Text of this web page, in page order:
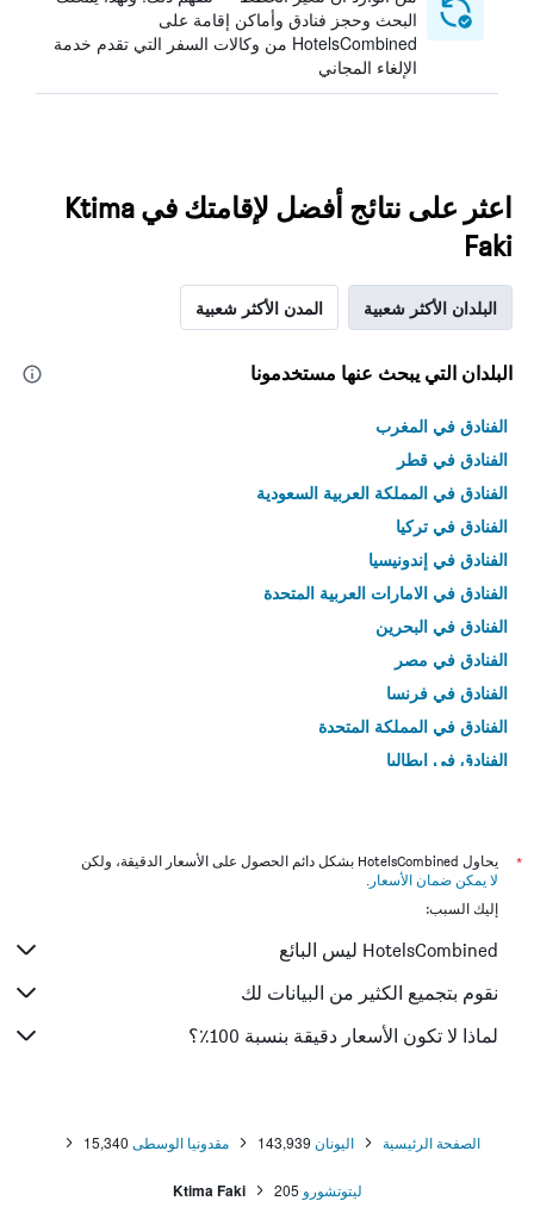
البحث وحجز فنادق وأماكن إقامة على
HotelsCombined من وكالات السفر التي تقدم خدمة
الإلغاء المجاني
اعثر على نتائج أفضل لإقامتك في Ktima
Faki
البلدان الأكثر شعبية المدن الأكثر شعبية
البلدان التي يبحث عنها مستخدمونا
الفنادق في المغرب
الفنادق في قطر
الفنادق في المملكة العربية السعودية
الفنادق في تركيا
الفنادق في إندونيسيا
الفنادق في الامارات العربية المتحدة
الفنادق في البحرين
الفنادق في مصر
الفنادق في فرنسا
الفنادق في المملكة المتحدة
الفنادق في إيطاليا
*
يحاول HotelsCombined بشكل دائم الحصول على الأسعار الدقيقة، ولكن
لا يمكن ضمان الأسعار .
إليك السبب:
HotelsCombined ليس البائع
نقوم بتجميع الكثير من البيانات لك
لماذا لا تكون الأسعار دقيقة بنسبة 100٪؟
الصفحة الرئيسية اليونان 143,939 مقدونيا الوسطى 15,340
ليتوتشورو 205
Ktima Faki